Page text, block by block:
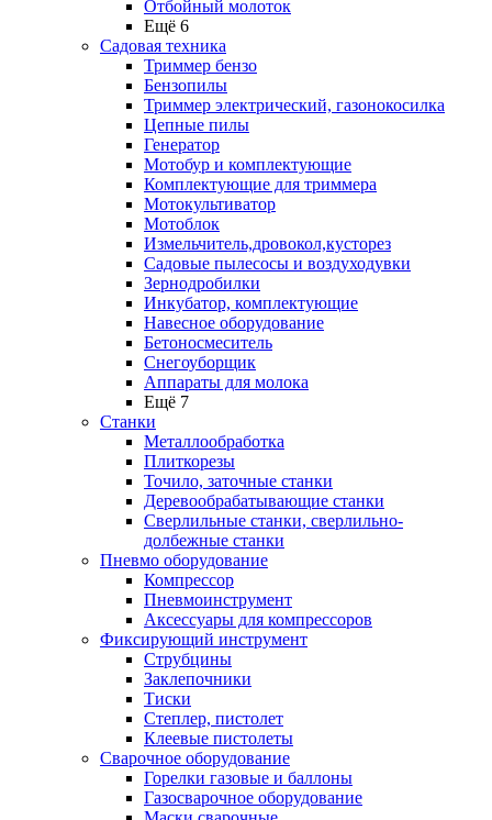
Отбойный молоток
Ещё 6
Садовая техника
Триммер бензо
Бензопилы
Триммер электрический, газонокосилка
Цепные пилы
Генератор
Мотобур и комплектующие
Комплектующие для триммера
Мотокультиватор
Мотоблок
Измельчитель,дровокол,кусторез
Садовые пылесосы и воздуходувки
Зернодробилки
Инкубатор, комплектующие
Навесное оборудование
Бетоносмеситель
Снегоуборщик
Аппараты для молока
Ещё 7
Станки
Металлообработка
Плиткорезы
Точило, заточные станки
Деревообрабатывающие станки
Сверлильные станки, сверлильно-
долбежные станки
Пневмо оборудование
Компрессор
Пневмоинструмент
Аксессуары для компрессоров
Фиксирующий инструмент
Струбцины
Заклепочники
Тиски
Степлер, пистолет
Клеевые пистолеты
Сварочное оборудование
Горелки газовые и баллоны
Газосварочное оборудование